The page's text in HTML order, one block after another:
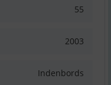
55
2003
Indenbords